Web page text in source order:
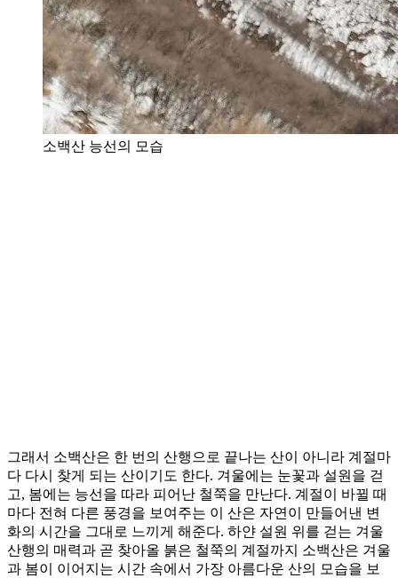
소백산 능선의 모습
그래서 소백산은 한 번의 산행으로 끝나는 산이 아니라 계절마
다 다시 찾게 되는 산이기도 한다. 겨울에는 눈꽃과 설원을 걷
고, 봄에는 능선을 따라 피어난 철쭉을 만난다. 계절이 바뀔 때
마다 전혀 다른 풍경을 보여주는 이 산은 자연이 만들어낸 변
화의 시간을 그대로 느끼게 해준다. 하얀 설원 위를 걷는 겨울
산행의 매력과 곧 찾아올 붉은 철쭉의 계절까지 소백산은 겨울
과 봄이 이어지는 시간 속에서 가장 아름다운 산의 모습을 보